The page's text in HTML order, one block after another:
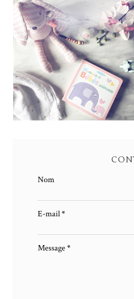
UPDATE SOMMEIL DE
BÉBÉ : COMMENT
S'ENDORT MLLE À
BIENTÔT 1 AN
Nom
E-mail*
Message*